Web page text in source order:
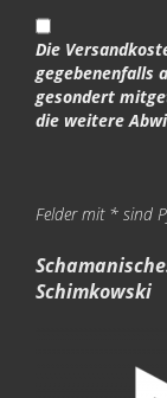
Die
gegebenenfalls
gesondert
die weitere
Felder mit * sind
Schimkowski